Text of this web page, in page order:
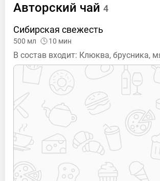
Авторский чай 4
Сибирская свежесть
500 мл 10 мин
В состав входит: Клюква, брусника,